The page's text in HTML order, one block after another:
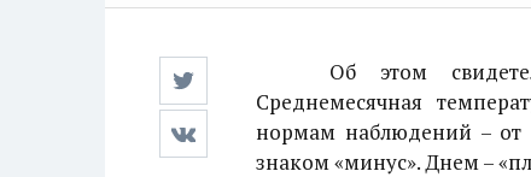
Об этом
Среднемесячная
нормам наблюдений – от
знаком «минус». Днем –